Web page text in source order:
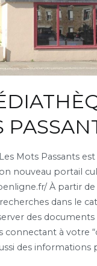
Mots Passants
nouveau portail
À partir de
dans le
des
connectant à votre
des informations